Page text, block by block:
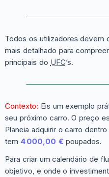
Todos os utilizadores devem
mais detalhado para
principais do UFC’s.
Contexto: Eis um exemplo
seu próximo carro. O preço
Planeia adquirir o carro
tem 4 000,00 € poupados.
Para criar um calendário de
objetivo, e onde o